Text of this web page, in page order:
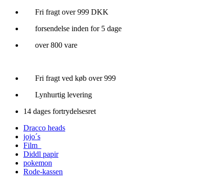
Videre
indhold
Fri fragt over 999 DKK
forsendelse inden for 5 dage
over 800 vare
Fri fragt ved køb over 999
Lynhurtig levering
14 dages fortrydelsesret
Dracco heads
jojo´s
Film
Diddl papir
pokemon
Rode-kassen